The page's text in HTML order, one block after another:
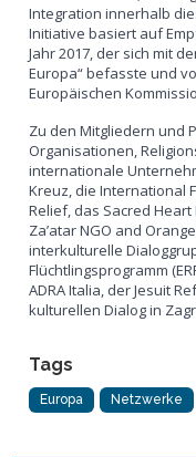
Integration innerhalb
Initiative basiert auf
Jahr 2017, der sich mit
Europa“ befasste und
Europäischen
Zu den Mitgliedern und
Organisationen,
internationale
Kreuz, die International
Relief, das Sacred
Za’atar NGO and
interkulturelle
Flüchtlingsprogramm
ADRA Italia, der Jesuit
kulturellen Dialog in
Tags
Europa Netzwerke